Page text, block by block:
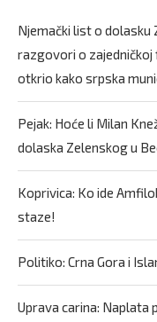
Njemački list o dolasku
razgovori o
otkrio kako srpska
Pejak: Hoće li Milan
dolaska Zelenskog u
Koprivica: Ko ide
staze!
Politiko: Crna Gora i
Uprava carina: Naplata